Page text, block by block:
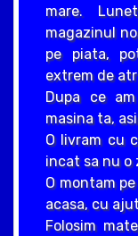
mare.
magazinul
pe piata,
extrem de
Dupa ce
masina ta,
O livram cu
incat sa nu o
O montam
acasa, cu
Folosim